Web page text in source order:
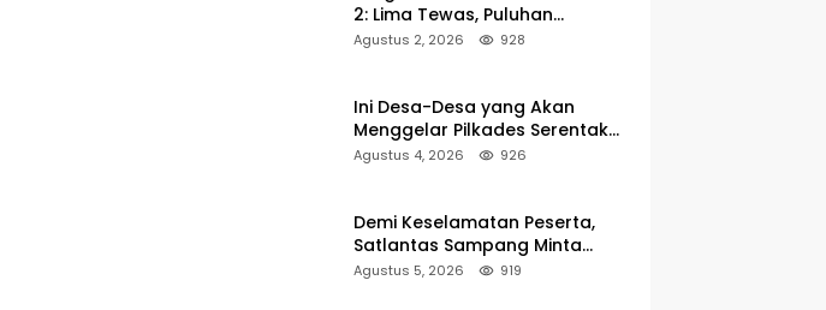
2: Lima Tewas, Puluhan
Penumpang Masih Dalam
Agustus 2, 2026 928
Ini Desa-Desa yang Akan
Menggelar Pilkades Serentak
2027 di Kabupaten Sumenep
Agustus 4, 2026 926
Demi Keselamatan Peserta,
Satlantas Sampang Minta
Latihan Gerak Jalan Pindah ke
Agustus 5, 2026 919